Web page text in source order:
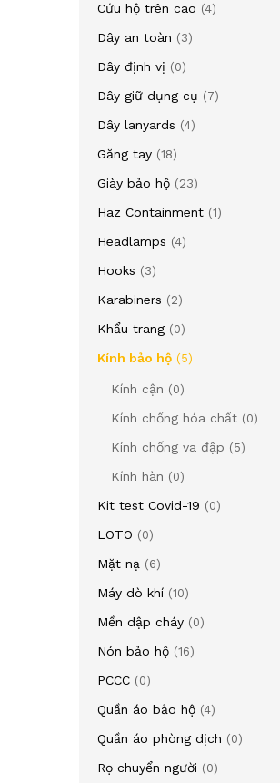
Cứu hộ trên cao (4)
Dây an toàn (3)
Dây định vị (0)
Dây giữ dụng cụ (7)
Dây lanyards (4)
Găng tay (18)
Giày bảo hộ (23)
Haz Containment (1)
Headlamps (4)
Hooks (3)
Karabiners (2)
Khẩu trang (0)
Kính bảo hộ (5)
Kính cận (0)
Kính chống hóa chất (0)
Kính chống va đập (5)
Kính hàn (0)
Kit test Covid-19 (0)
LOTO (0)
Mặt nạ (6)
Máy dò khí (10)
Mền dập cháy (0)
Nón bảo hộ (16)
PCCC (0)
Quần áo bảo hộ (4)
Quần áo phòng dịch (0)
Rọ chuyển người (0)